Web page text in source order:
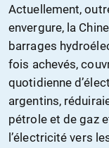
Actuellement,
envergure, la
barrages
fois achevés,
quotidienne
argentins,
pétrole et de gaz
l’électricité vers